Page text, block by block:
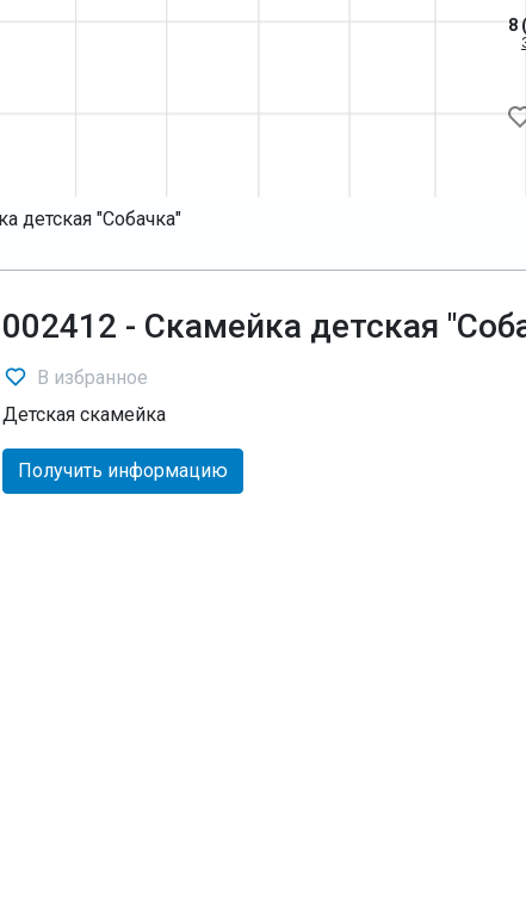
8
детская "Собачка"
002412 - Скамейка детская
В избранное
Детская скамейка
Получить информацию